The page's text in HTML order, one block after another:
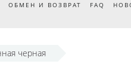
ОБМЕН И ВОЗВРАТ FAQ
черная